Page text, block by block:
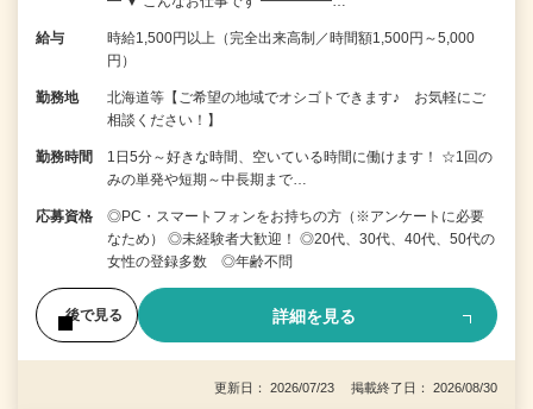
給与
時給1,500円以上（完全出来高制／時間額1,500円～5,000
円）
勤務地
北海道等【ご希望の地域でオシゴトできます♪ お気軽にご
相談ください！】
勤務時間
1日5分～好きな時間、空いている時間に働けます！ ☆1回の
みの単発や短期～中長期まで…
応募資格
◎PC・スマートフォンをお持ちの方（※アンケートに必要
なため） ◎未経験者大歓迎！ ◎20代、30代、40代、50代の
女性の登録多数 ◎年齢不問
後で見る 詳細を見る
更新日： 2026/07/23 掲載終了日： 2026/08/30